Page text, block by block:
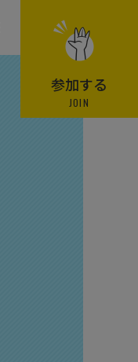
参加する
JOIN